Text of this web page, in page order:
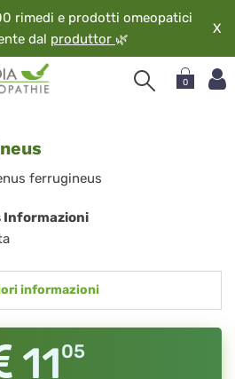
rimedi e prodotti omeopatici
dal produttor 🌿
X
0
ferrugineus
Informazioni
informazioni
1105